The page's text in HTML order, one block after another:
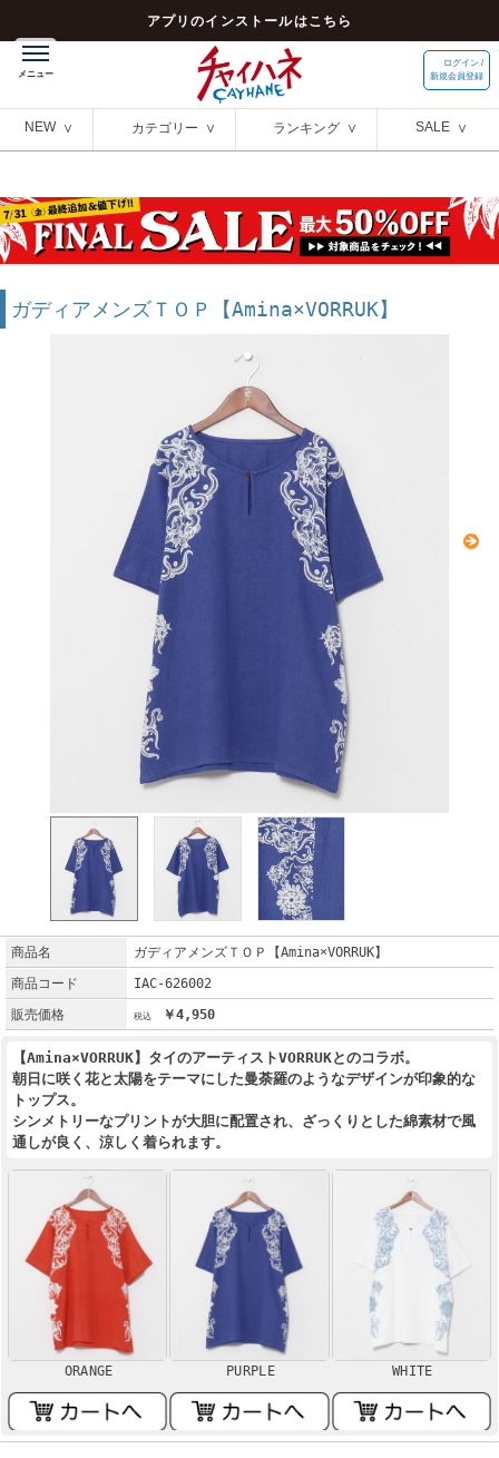
アプリのインストールはこちら
ログイン /
新規会員登録
NEW カテゴリー ランキング SALE
ガディアメンズＴＯＰ【Amina×VORRUK】
商品名
ガディアメンズＴＯＰ【Amina×VORRUK】
商品コード
IAC-626002
販売価格
￥4,950
【Amina×VORRUK】タイのアーティストVORRUKとのコラボ。
朝日に咲く花と太陽をテーマにした曼荼羅のようなデザインが印象的な
トップス。
シンメトリーなプリントが大胆に配置され、ざっくりとした綿素材で風
通しが良く、涼しく着られます。
ORANGE PURPLE WHITE